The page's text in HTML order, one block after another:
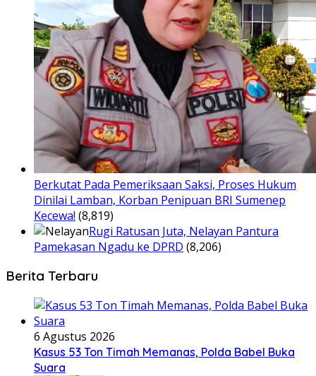
Berkutat Pada Pemeriksaan Saksi, Proses Hukum
Dinilai Lamban, Korban Penipuan BRI Sumenep
Kecewa! (8,819)
Rugi Ratusan Juta, Nelayan Pantura
Pamekasan Ngadu ke DPRD (8,206)
Berita Terbaru
6 Agustus 2026
Kasus 53 Ton Timah Memanas, Polda Babel Buka
Suara